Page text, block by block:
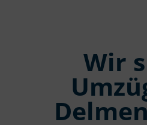
Wir